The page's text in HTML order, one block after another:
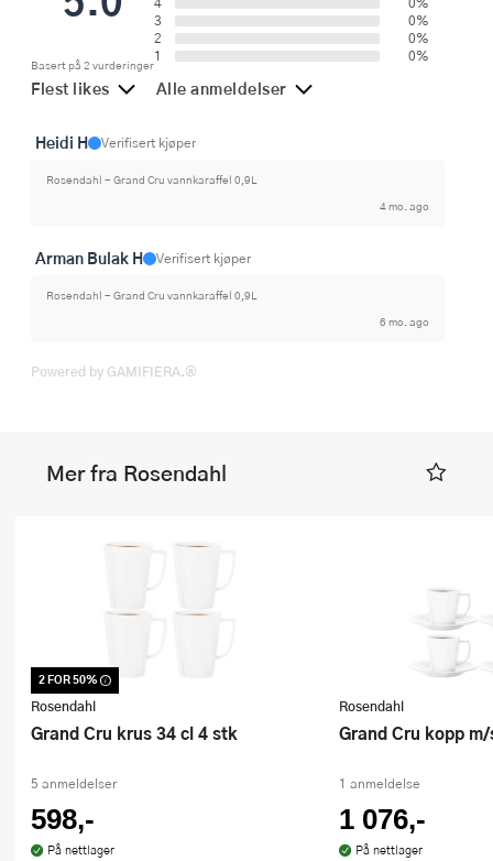
Basert på 2 vurderinger
3
0%
2
0%
1
0%
Flest likes Alle anmeldelser
Heidi H Verifisert kjøper
Rosendahl - Grand Cru vannkaraffel 0,9L
4 mo. ago
Arman Bulak H Verifisert kjøper
Rosendahl - Grand Cru vannkaraffel 0,9L
6 mo. ago
Powered by GAMIFIERA.®
Mer fra Rosendahl
2 FOR 50%
Dette produktet er inkludert i vår
kampanje. Benytt deg av rabatten i dag!
Rosendahl
Grand Cru krus 34 cl 4 stk
5 anmeldelser
598,-
På nettlager
Rosendahl
Grand Cru kopp
1 anmeldelse
1 076,-
På nettlager